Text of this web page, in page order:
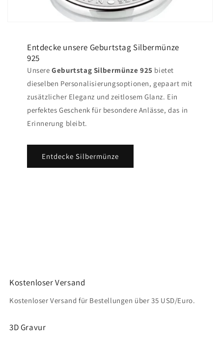
Entdecke unsere Geburtstag Silbermünze
925
UnsereGeburtstag Silbermünze 925 bietet
dieselben Personalisierungsoptionen, gepaart mit
zusätzlicher Eleganz und zeitlosem Glanz. Ein
perfektes Geschenk für besondere Anlässe, das in
Erinnerung bleibt.
Entdecke Silbermünze
Kostenloser Versand
Kostenloser Versand für Bestellungen über 35 USD/Euro.
3D Gravur